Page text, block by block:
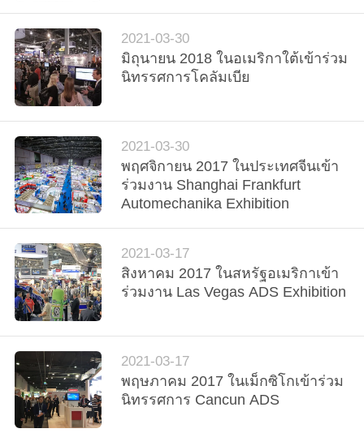
ติดต่อ
เรา
ข่าว
แผนผัง
เว็บไซต์
PRIVACY
POLICY
2021-03-30
มิถุนายน 2018 ในอเมริกาใต้เข้าร่วม
นิทรรศการโคลัมเบีย
2021-03-30
พฤศจิกายน 2017 ในประเทศจีนเข้า
ร่วมงาน Shanghai Frankfurt
Automechanika Exhibition
2021-03-17
สิงหาคม 2017 ในสหรัฐอเมริกาเข้า
ร่วมงาน Las Vegas ADS Exhibition
2021-03-17
พฤษภาคม 2017 ในเม็กซิโกเข้าร่วม
นิทรรศการ Cancun ADS